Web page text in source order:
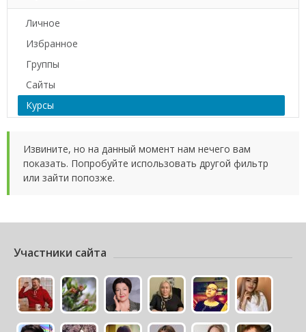
Личное
Избранное
Группы
Сайты
Курсы
Извините, но на данный момент нам нечего вам
показать. Попробуйте использовать другой фильтр
или зайти попозже.
Участники сайта